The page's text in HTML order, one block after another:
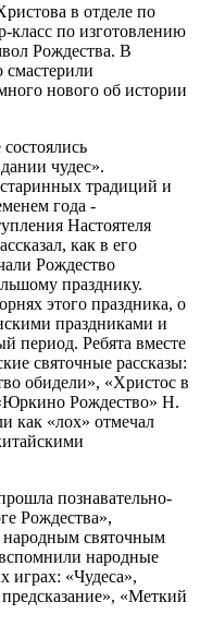
в отделе по
класс по изготовлению
Рождества. В
смастерили
нового об истории
чудес».
традиций и
года -
Настоятеля
как в его
Рождество
празднику.
этого праздника, о
праздниками и
период. Ребята вместе
святочные рассказы:
обидели», «Христос в
Рождество» Н.
как «лох» отмечал
познавательно-
Рождества»,
народным святочным
народные
играх: «Чудеса»,
«Меткий